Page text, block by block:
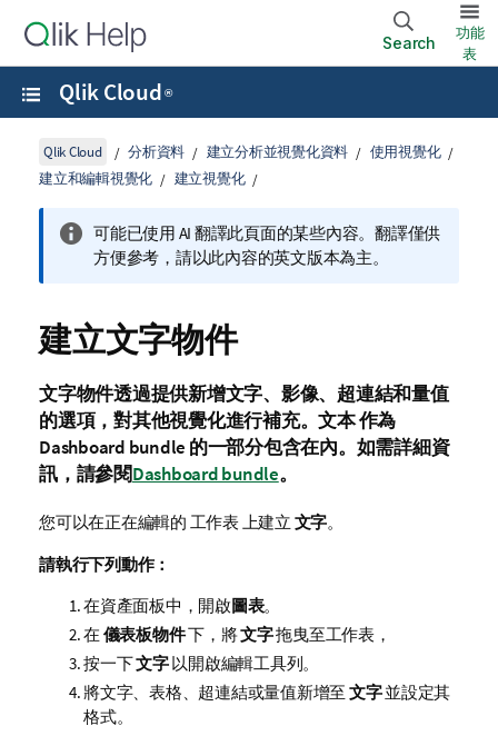
Search
功能
表
Qlik Cloud ®
Qlik Cloud 分析資料 建立分析並視覺化資料
使用視覺化
建立和編輯視覺化
建立視覺化
可能已使用 AI 翻譯此頁面的某些內容。翻譯僅供
方便參考，請以此內容的英文版本為主。
建立文字物件
文字物件透過提供新增文字、影像、超連結和量值
的選項，對其他視覺化進行補充。文本作為
Dashboard bundle 的一部分包含在內。如需詳細資
訊，請參閱Dashboard bundle。
您可以在正在編輯的 工作表上建立 文字。
請執行下列動作：
在資產面板中，開啟圖表。
在 儀表板物件下，將文字拖曳至工作表，
按一下文字以開啟編輯工具列。
將文字、表格、超連結或量值新增至 文字並設定其
格式。